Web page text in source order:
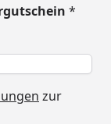
4,5 kW
*
zur